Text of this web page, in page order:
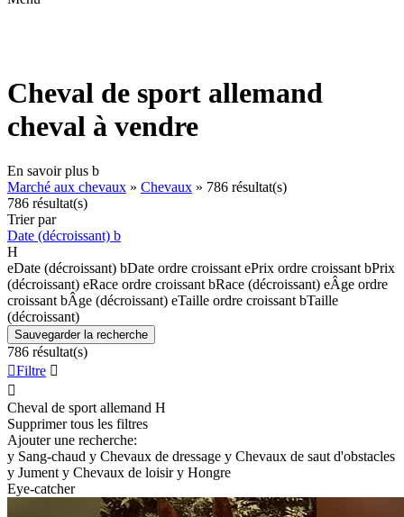
Cheval de sport allemand
cheval à vendre
En savoir plus b
Marché aux chevaux » Chevaux » 786 résultat(s)
786 résultat(s)
Trier par
Date (décroissant) b
H
eDate (décroissant) bDate ordre croissant ePrix ordre croissant bPrix
(décroissant) eRace ordre croissant bRace (décroissant) eÂge ordre
croissant bÂge (décroissant) eTaille ordre croissant bTaille
(décroissant)
Sauvegarder la recherche
786 résultat(s)
Filtre 

Cheval de sport allemand H
Supprimer tous les filtres
Ajouter une recherche:
y Sang-chaud y Chevaux de dressage y Chevaux de saut d'obstacles
y Jument y Chevaux de loisir y Hongre
Eye-catcher